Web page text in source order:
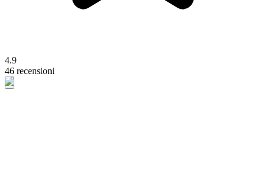
4.9
46 recensioni